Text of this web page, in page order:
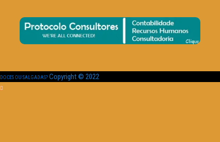
DOCES OU SALGADAS? Copyright © 2022